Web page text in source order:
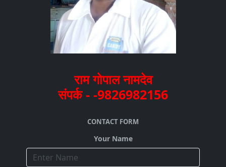
राम गोपाल नामदेव
संपर्क - -9826982156
CONTACT FORM
Your Name